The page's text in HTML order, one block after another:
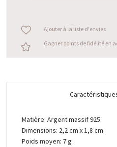
Ajouter à la liste d'envies
Gagner points de fidélité en
Matière: Argent massif 925
Dimensions: 2,2 cm x 1,8 cm
Poids moyen: 7 g